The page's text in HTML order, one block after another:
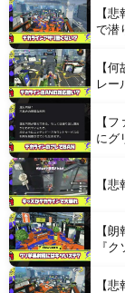
Powered by livedoor 相
【
で潜
【
レー
【
にグ
【
【
『
【